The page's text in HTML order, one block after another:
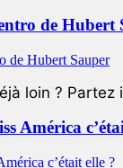
de Hubert
loin ? Partez
América